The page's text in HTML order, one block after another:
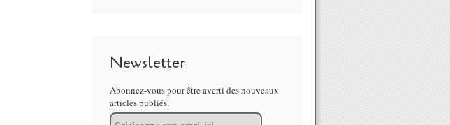
Newsletter
Abonnez-vous pour être averti des nouveaux
articles publiés.
Email